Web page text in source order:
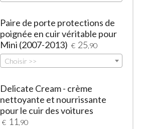
Paire de porte protections de
poignée en cuir véritable pour
Mini (2007-2013) € 25 ,90
Choisir >>
Delicate Cream - crème
nettoyante et nourrissante
pour le cuir des voitures
€ 11 ,90